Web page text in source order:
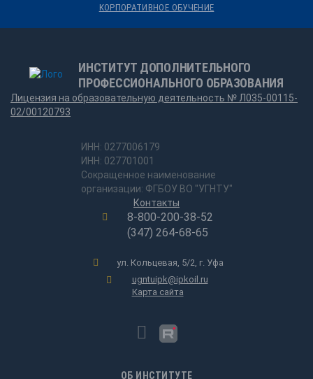
КОРПОРАТИВНОЕ ОБУЧЕНИЕ
ИНСТИТУТ ДОПОЛНИТЕЛЬНОГО
ПРОФЕССИОНАЛЬНОГО ОБРАЗОВАНИЯ
Лицензия на образовательную деятельность № Л035-00115-
02/00120793
ИНН: 0277006179
ИНН: 027701001
Сокращенное наименование
организации: ФГБОУ ВО "УГНТУ"
Контакты
8-800-200-38-52
(347) 264-68-65
ул. Кольцевая, 5/2, г. Уфа
ugntuipk@ipkoil.ru
Карта сайта
ОБ ИНСТИТУТЕ